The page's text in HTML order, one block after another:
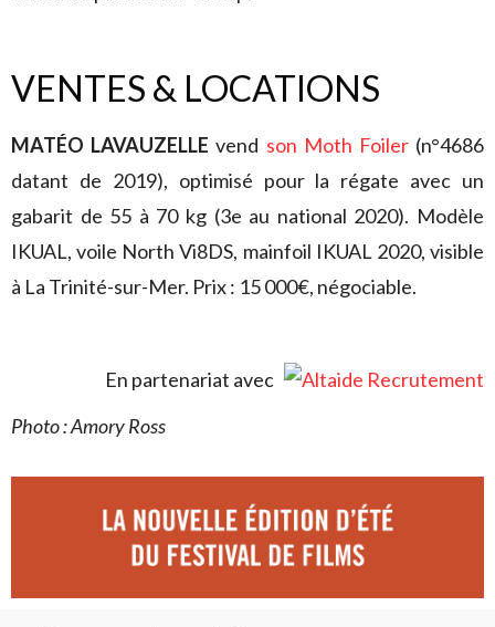
VENTES & LOCATIONS
MATÉO LAVAUZELLE vend son Moth Foiler(n°4686
datant de 2019), optimisé pour la régate avec un
gabarit de 55 à 70 kg (3e au national 2020). Modèle
IKUAL, voile North Vi8DS, mainfoil IKUAL 2020, visible
à La Trinité-sur-Mer. Prix : 15 000€, négociable.
En partenariat avec
Photo : Amory Ross